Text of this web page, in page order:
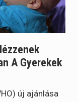
A Gyerekek
új ajánlása